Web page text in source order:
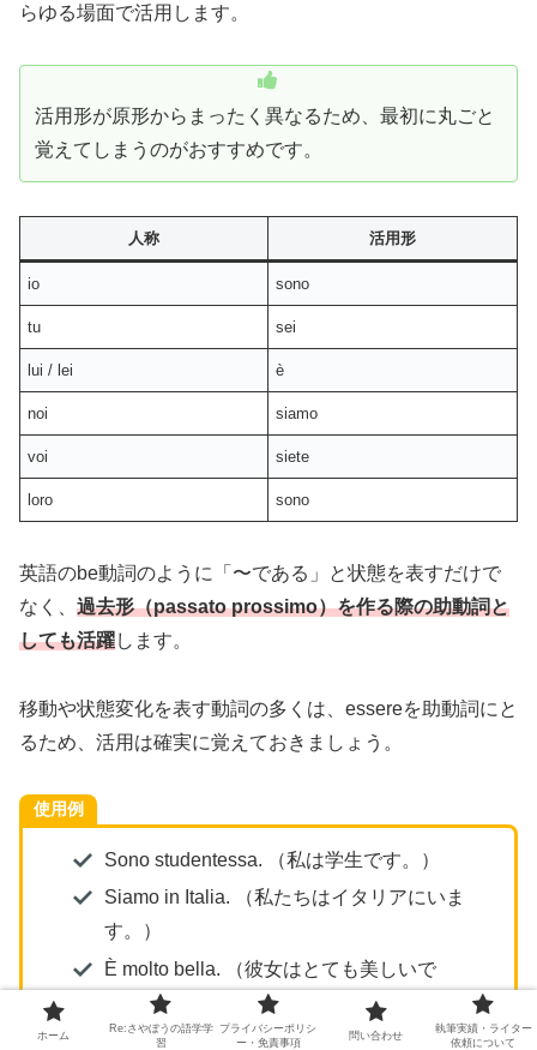
らゆる場面で活用します。
活用形が原形からまったく異なるため、最初に丸ごと
覚えてしまうのがおすすめです。
人称 活用形
io sono
tu sei
lui / lei è
noi siamo
voi siete
loro sono
英語のbe動詞のように「〜である」と状態を表すだけで
なく、 過去形（passato prossimo）を作る際の助動詞と
しても活躍します。
移動や状態変化を表す動詞の多くは、essereを助動詞にと
るため、活用は確実に覚えておきましょう。
使用例
Sono studentessa. （私は学生です。）
Siamo in Italia. （私たちはイタリアにいま
す。）
È molto bella. （彼女はとても美しいで
す。）
ホーム
Re:さやぼうの語学学
習
プライバシーポリシ
ー・免責事項
問い合わせ
執筆実績・ライター
依頼について